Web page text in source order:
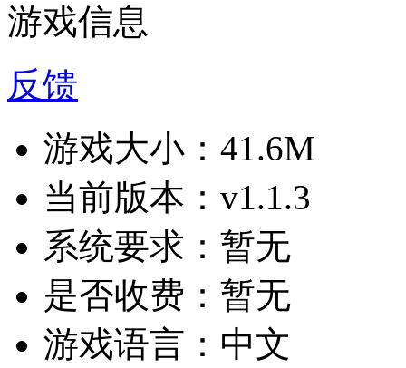
游戏信息
反馈
游戏大小： 41.6M
当前版本： v1.1.3
系统要求： 暂无
是否收费： 暂无
游戏语言： 中文